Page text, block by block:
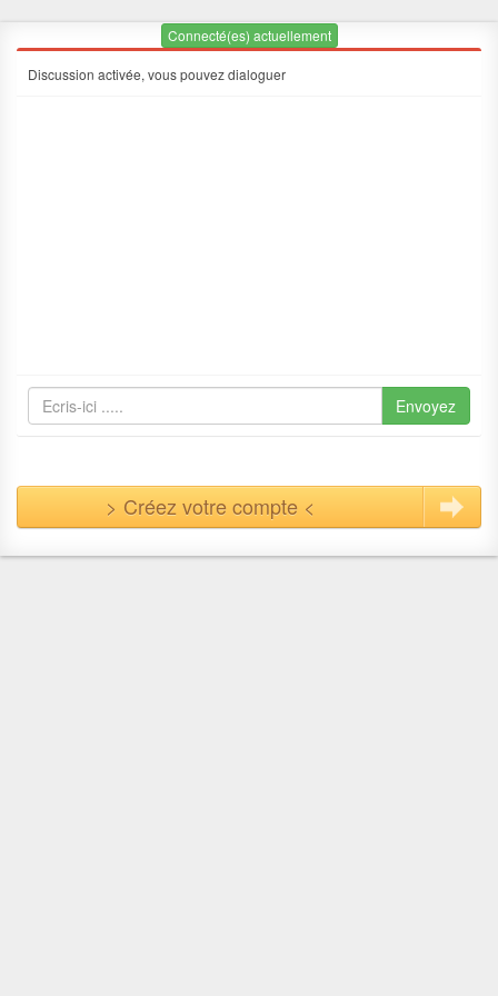
Connecté(es) actuellement
Discussion activée, vous pouvez dialoguer
Envoyez
> Créez votre compte <